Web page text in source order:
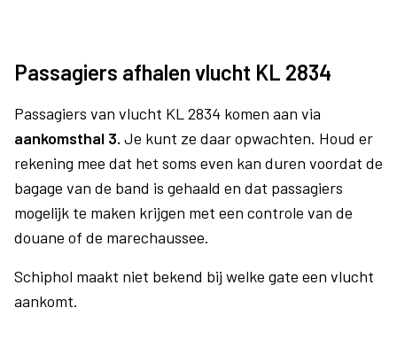
Passagiers afhalen vlucht KL 2834
Passagiers van vlucht KL 2834 komen aan via
aankomsthal 3. Je kunt ze daar opwachten. Houd er
rekening mee dat het soms even kan duren voordat de
bagage van de band is gehaald en dat passagiers
mogelijk te maken krijgen met een controle van de
douane of de marechaussee.
Schiphol maakt niet bekend bij welke gate een vlucht
aankomt.